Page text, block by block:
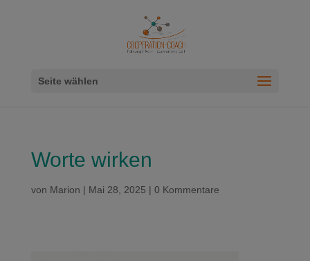
Seite wählen
Worte wirken
von Marion | Mai 28, 2025 | 0 Kommentare